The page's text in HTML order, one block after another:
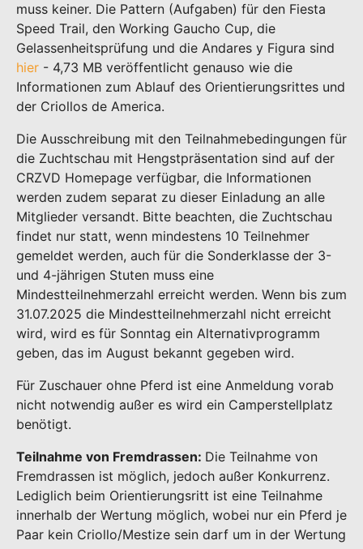
muss keiner. Die Pattern (Aufgaben) für den Fiesta
Speed Trail, den Working Gaucho Cup, die
Gelassenheitsprüfung und die Andares y Figura sind
hier - 4,73 MB veröffentlicht genauso wie die
Informationen zum Ablauf des Orientierungsrittes und
der Criollos de America.
Die Ausschreibung mit den Teilnahmebedingungen für
die Zuchtschau mit Hengstpräsentation sind auf der
CRZVD Homepage verfügbar, die Informationen
werden zudem separat zu dieser Einladung an alle
Mitglieder versandt. Bitte beachten, die Zuchtschau
findet nur statt, wenn mindestens 10 Teilnehmer
gemeldet werden, auch für die Sonderklasse der 3-
und 4-jährigen Stuten muss eine
Mindestteilnehmerzahl erreicht werden. Wenn bis zum
31.07.2025 die Mindestteilnehmerzahl nicht erreicht
wird, wird es für Sonntag ein Alternativprogramm
geben, das im August bekannt gegeben wird.
Für Zuschauer ohne Pferd ist eine Anmeldung vorab
nicht notwendig außer es wird ein Camperstellplatz
benötigt.
Teilnahme von Fremdrassen: Die Teilnahme von
Fremdrassen ist möglich, jedoch außer Konkurrenz.
Lediglich beim Orientierungsritt ist eine Teilnahme
innerhalb der Wertung möglich, wobei nur ein Pferd je
Paar kein Criollo/Mestize sein darf um in der Wertung